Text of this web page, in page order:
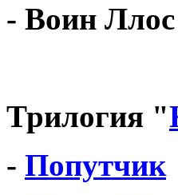
- Воин Ллос
Трилогия "
- Попутчик